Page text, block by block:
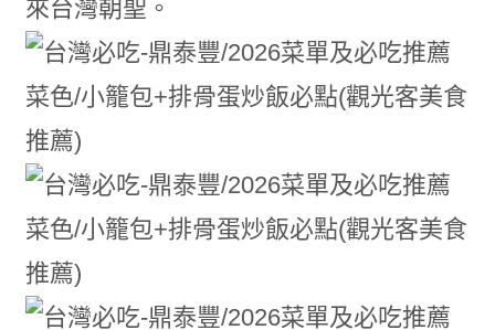
來台灣朝聖。